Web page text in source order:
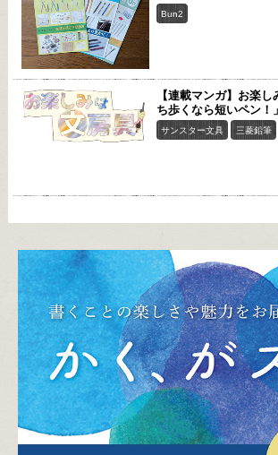
Bun2
【連載マンガ】お楽
ち歩くなら短いペン！」
サンスター文具 三菱鉛筆